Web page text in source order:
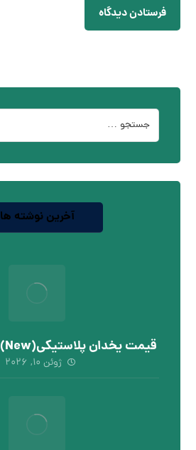
فرستادن دیدگاه
آخرین نوشته ها
قیمت یخدان پلاستیکی(New) در بازار + جدول
ژوئن ۱۰, ۲۰۲۶